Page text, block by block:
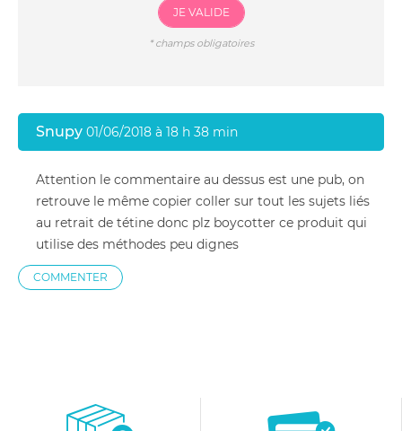
JE VALIDE
*champs obligatoires
Snupy 01/06/2018 à 18 h 38 min
Attention le commentaire au dessus est une pub, on
retrouve le même copier coller sur tout les sujets liés
au retrait de tétine donc plz boycotter ce produit qui
utilise des méthodes peu dignes
COMMENTER